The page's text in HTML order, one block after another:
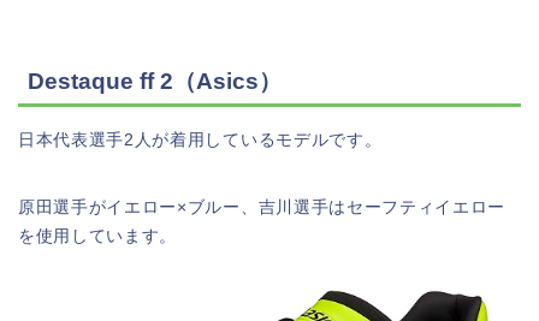
Destaque ff 2（Asics）
日本代表選手2人が着用しているモデルです。
原田選手がイエロー×ブルー、吉川選手はセーフティイエロー
を使用しています。